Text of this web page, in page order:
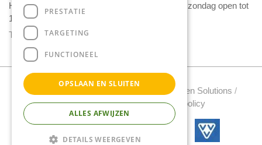
Het 'Bloemetje van Daniëls' is van dinsdag t/m zondag open tot
17.00 uur!
Toon alle openingstijden
Tuincentrum Daniels Copyright 2022 /Green Solutions /
Tuincentrum Overzicht/Privacy policy
PRESTATIE
TARGETING
FUNCTIONEEL
OPSLAAN EN SLUITEN
ALLES AFWIJZEN
DETAILS WEERGEVEN